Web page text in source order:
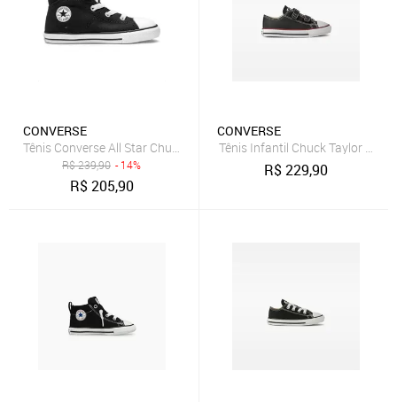
CONVERSE
Tênis Converse All Star Chuck Taylor Madison Infantil Cano Médio
R$239,90 - 14%
R$205,90
CONVERSE
Tênis Infantil Chuck Taylor All
R$229,90